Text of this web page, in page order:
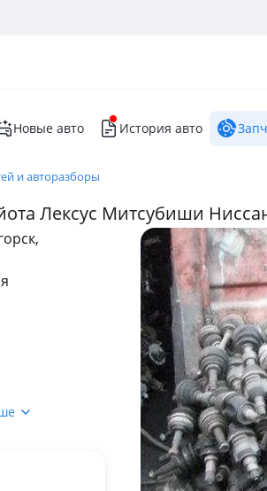
Новые авто История авто
и авторазборы
Лексус Митсубиши